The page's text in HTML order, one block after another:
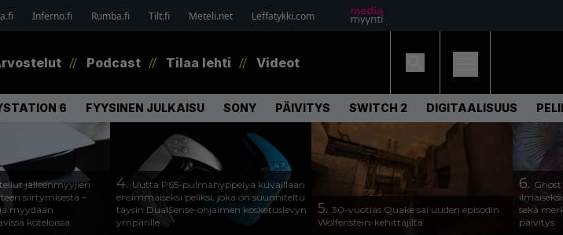
Inferno.fi Rumba.fi Tilt.fi Meteli.net Leffatykki.com
Podcast Tilaa lehti Videot
6 FYYSINEN JULKAISU SONY PÄIVITYS SWITCH 2 DIGITAALISUUS
jälleenmyyjien
siirtymisestä –
myydään
koteloissa
4. Uutta PS5-pulmahyppelyä kuvaillaan
ensimmäiseksi peliksi, joka on suunniteltu
täysin DualSense-ohjaimen kosketuslevyn
ympärille
5. 30-vuotias Quake sai uuden episodin
Wolfenstein-kehittäjiltä
6.
sekä
päivitys